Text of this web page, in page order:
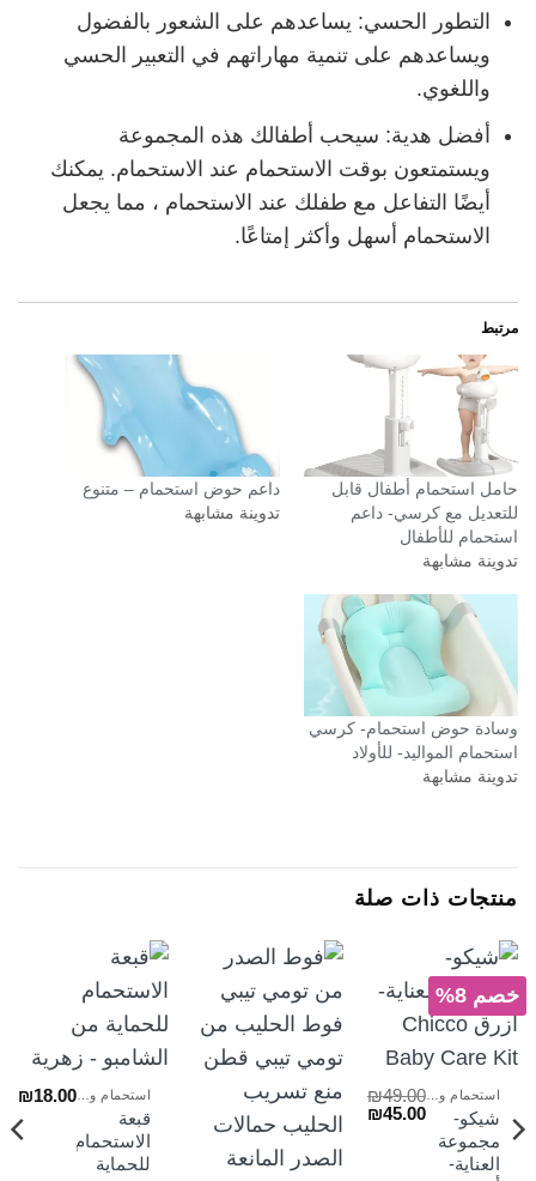
التطور الحسي: يساعدهم على الشعور بالفضول
ويساعدهم على تنمية مهاراتهم في التعبير الحسي
واللغوي.
أفضل هدية: سيحب أطفالك هذه المجموعة
ويستمتعون بوقت الاستحمام عند الاستحمام. يمكنك
أيضًا التفاعل مع طفلك عند الاستحمام ، مما يجعل
الاستحمام أسهل وأكثر إمتاعًا.
مرتبط
حامل استحمام أطفال قابل
للتعديل مع كرسي- داعم
استحمام للأطفال
تدوينة مشابهة
داعم حوض استحمام – متنوع
تدوينة مشابهة
وسادة حوض استحمام- كرسي
استحمام المواليد- للأولاد
تدوينة مشابهة
منتجات ذات صلة
خصم 8%
شيكو-
مجموعة
العناية-
₪49.00
السعر₪45.00
السعر
الحالي
قبعة
الاستحمام
للحماية
₪18.00